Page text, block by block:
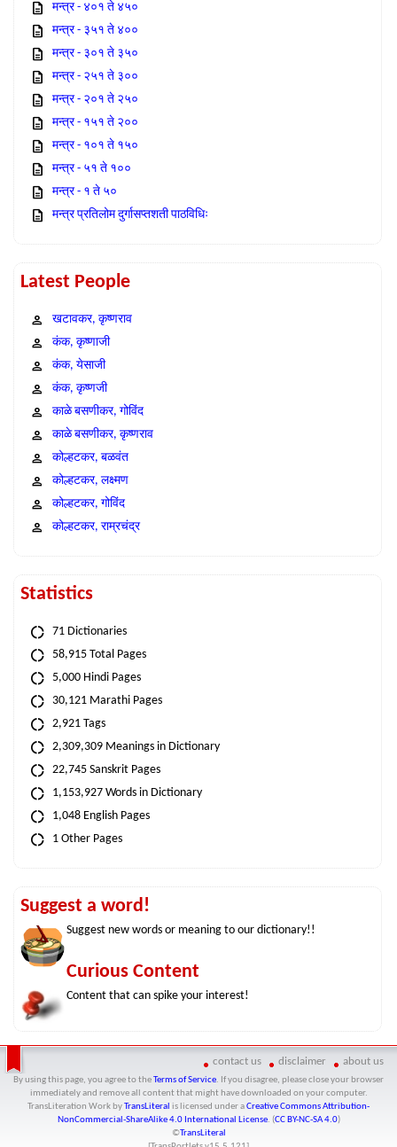
मन्त्र - ४०१ ते ४५०
मन्त्र - ३५१ ते ४००
मन्त्र - ३०१ ते ३५०
मन्त्र - २५१ ते ३००
मन्त्र - २०१ ते २५०
मन्त्र - १५१ ते २००
मन्त्र - १०१ ते १५०
मन्त्र - ५१ ते १००
मन्त्र - १ ते ५०
मन्त्र प्रतिलोम दुर्गासप्तशती पाठविधिः
Latest People
खटावकर, कृष्णराव
कंक, कृष्णाजी
कंक, येसाजी
कंक, कृष्णजी
काळे बसणीकर, गोविंद
काळे बसणीकर, कृष्णराव
कोल्हटकर, बळवंत
कोल्हटकर, लक्ष्मण
कोल्हटकर, गोविंद
कोल्हटकर, राम्रचंद्र
Statistics
71 Dictionaries
58,915 Total Pages
5,000 Hindi Pages
30,121 Marathi Pages
2,921 Tags
2,309,309 Meanings in Dictionary
22,745 Sanskrit Pages
1,153,927 Words in Dictionary
1,048 English Pages
1 Other Pages
Suggest a word!
Suggest new words or meaning to our dictionary!!
Curious Content
Content that can spike your interest!
contact us disclaimer about us
By using this page, you agree to theTerms of Service. If you disagree, please close your browser
immediately and remove all content that might have downloaded on your computer.
TransLiteration Work byTransLiteral is licensed under aCreative Commons Attribution-
NonCommercial-ShareAlike 4.0 International License. (CC BY-NC-SA 4.0)
©TransLiteral